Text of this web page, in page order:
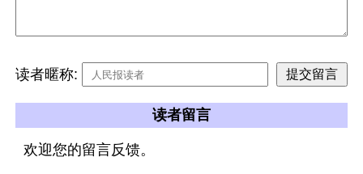
读者暱称:
读者留言
欢迎您的留言反馈。